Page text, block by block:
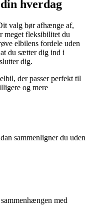
hverdag
valg bør afhænge af,
meget fleksibilitet du
elbilens fordele uden
du sætter dig ind i
dig.
der passer perfekt til
og mere
sammenligner du uden
med